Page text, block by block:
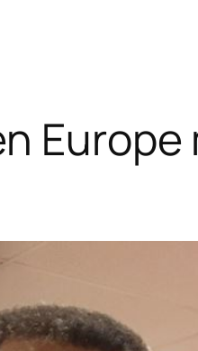
Europe